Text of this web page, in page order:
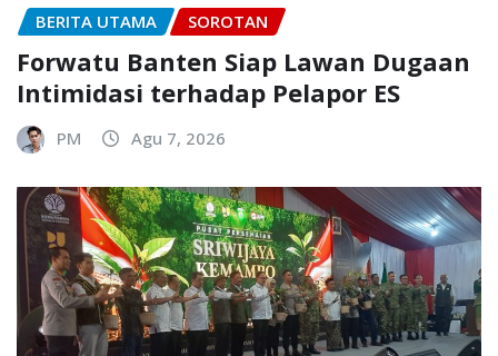
BERITA UTAMA SOROTAN
Forwatu Banten Siap Lawan Dugaan
Intimidasi terhadap Pelapor ES
PM Agu 7, 2026